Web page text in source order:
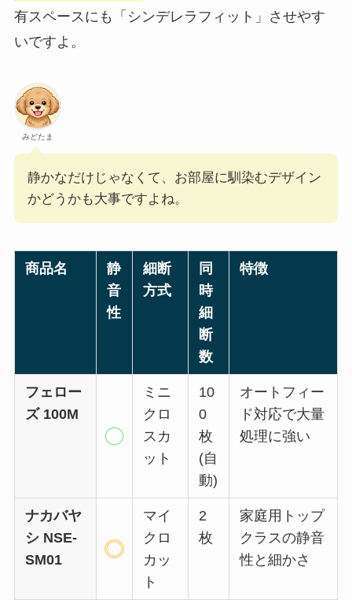
有スペースにも「シンデレラフィット」させやす
いですよ。
みどたま
静かなだけじゃなくて、お部屋に馴染むデザイン
かどうかも大事ですよね。
商品名
静
音
性
細断
方式
同
時
細
断
数
特徴
フェロー
ズ 100M
ミニ
クロ
スカ
ット
10
0
枚
(自
動)
オートフィー
ド対応で大量
処理に強い
ナカバヤ
シ NSE-
SM01
マイ
クロ
カッ
ト
2
枚
家庭用トップ
クラスの静音
性と細かさ